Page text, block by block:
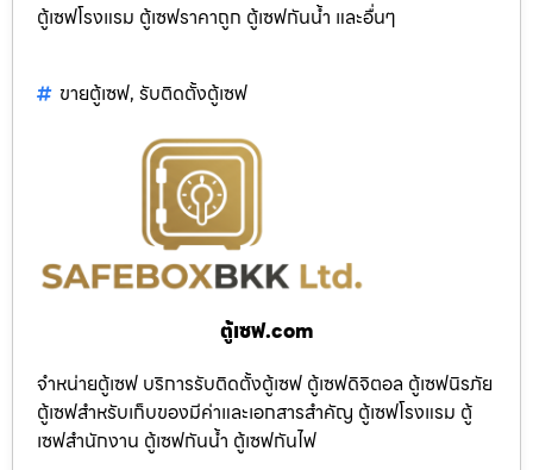
ตู้เซฟโรงแรม ตู้เซฟราคาถูก ตู้เซฟกันน้ำ และอื่นๆ
ขายตู้เซฟ, รับติดตั้งตู้เซฟ
ตู้เซฟ.com
จำหน่ายตู้เซฟ บริการรับติดตั้งตู้เซฟ ตู้เซฟดิจิตอล ตู้เซฟนิรภัย
ตู้เซฟสำหรับเก็บของมีค่าและเอกสารสำคัญ ตู้เซฟโรงแรม ตู้
เซฟสำนักงาน ตู้เซฟกันน้ำ ตู้เซฟกันไฟ